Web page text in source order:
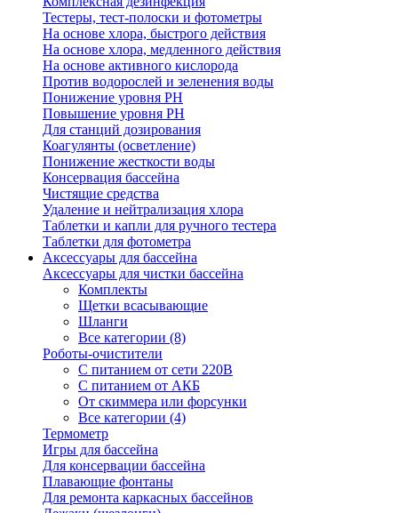
Тестеры, тест-полоски и фотометры
На основе хлора, быстрого действия
На основе хлора, медленного действия
На основе активного кислорода
Против водорослей и зеленения воды
Понижение уровня РН
Повышение уровня РН
Для станций дозирования
Коагулянты (осветление)
Понижение жесткости воды
Консервация бассейна
Чистящие средства
Удаление и нейтрализация хлора
Таблетки и капли для ручного тестера
Таблетки для фотометра
Аксессуары для бассейна
Аксессуары для чистки бассейна
Комплекты
Щетки всасывающие
Шланги
Все категории (8)
Роботы-очистители
С питанием от сети 220В
С питанием от АКБ
От скиммера или форсунки
Все категории (4)
Термометр
Игры для бассейна
Для консервации бассейна
Плавающие фонтаны
Для ремонта каркасных бассейнов